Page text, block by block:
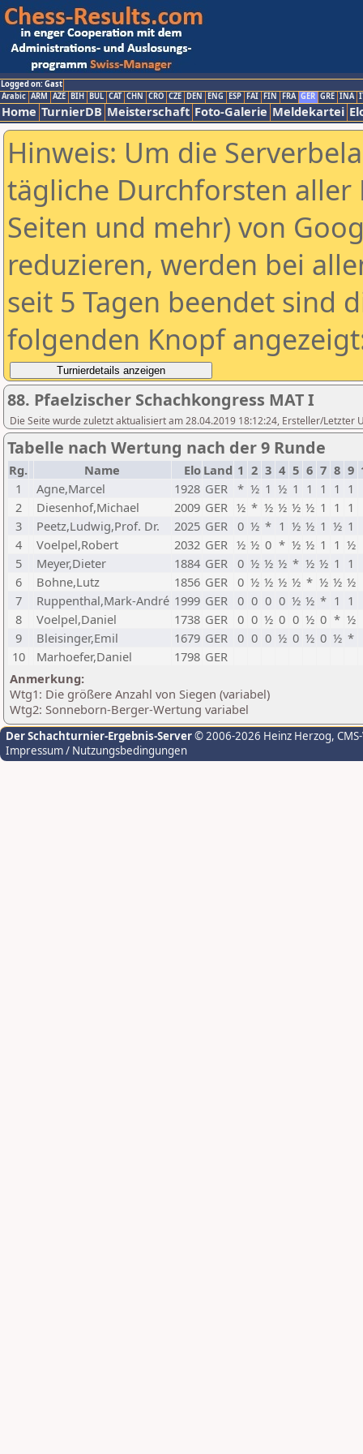
Logged on: Gast
Arabic ARM AZE BIH BUL CAT CHN CRO CZE DEN ENG ESP FAI FIN FRA GER GRE INA
Home TurnierDB Meisterschaft Foto-Galerie Meldekartei
Hinweis: Um die
tägliche Durchforsten aller
Seiten und mehr) von
reduzieren, werden bei
seit 5 Tagen beendet sind
folgenden Knopf
88. Pfaelzischer Schachkongress MAT I
Die Seite wurde zuletzt aktualisiert am 28.04.2019 18:12:24, Ersteller/Letzter
Tabelle nach Wertung nach der 9 Runde
Rg. Name Elo Land 1 2 3 4 5 6 7 8 9
1
Agne,Marcel 1928 GER * ½ 1 ½ 1 1 1 1 1
2
Diesenhof,Michael 2009 GER ½ * ½ ½ ½ ½ 1 1 1
3
Peetz,Ludwig,Prof. Dr. 2025 GER 0 ½ * 1 ½ ½ 1 ½ 1
4
Voelpel,Robert 2032 GER ½ ½ 0 * ½ ½ 1 1 ½
5
Meyer,Dieter 1884 GER 0 ½ ½ ½ * ½ ½ 1 1
6
Bohne,Lutz 1856 GER 0 ½ ½ ½ ½ * ½ ½ ½
7
Ruppenthal,Mark-André 1999 GER 0 0 0 0 ½ ½ * 1 1
8
Voelpel,Daniel 1738 GER 0 0 ½ 0 0 ½ 0 * ½
9
Bleisinger,Emil 1679 GER 0 0 0 ½ 0 ½ 0 ½ *
10
Marhoefer,Daniel 1798 GER
Anmerkung:
Wtg1: Die größere Anzahl von Siegen (variabel)
Wtg2: Sonneborn-Berger-Wertung variabel
Der Schachturnier-Ergebnis-Server© 2006-2026 Heinz Herzog,
Impressum / Nutzungsbedingungen